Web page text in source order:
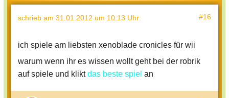
schrieb am 31.01.2012 um 10:13 Uhr: #16
ich spiele am liebsten xenoblade cronicles für wii
warum wenn ihr es wissen wollt geht bei der robrik
auf spiele und kliktdas beste spiel an